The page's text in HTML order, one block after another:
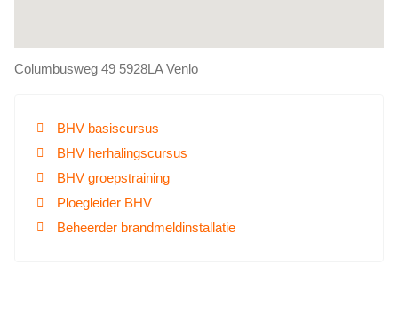
Columbusweg 49 5928LA Venlo
BHV basiscursus
BHV herhalingscursus
BHV groepstraining
Ploegleider BHV
Beheerder brandmeldinstallatie